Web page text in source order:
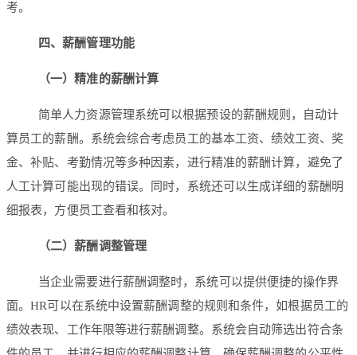
考。
四、薪酬管理功能
（一）精准的薪酬计算
简单人力资源管理系统可以根据预设的薪酬规则，自动计
算员工的薪酬。系统会综合考虑员工的基本工资、绩效工资、奖
金、补贴、考勤情况等多种因素，进行精准的薪酬计算，避免了
人工计算可能出现的错误。同时，系统还可以生成详细的薪酬明
细报表，方便员工查看和核对。
（二）薪酬调整管理
当企业需要进行薪酬调整时，系统可以提供便捷的操作界
面。HR可以在系统中设置薪酬调整的规则和条件，如根据员工的
绩效表现、工作年限等进行薪酬调整。系统会自动筛选出符合条